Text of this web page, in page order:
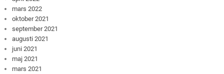
mars 2022
oktober 2021
september 2021
augusti 2021
juni 2021
maj 2021
mars 2021